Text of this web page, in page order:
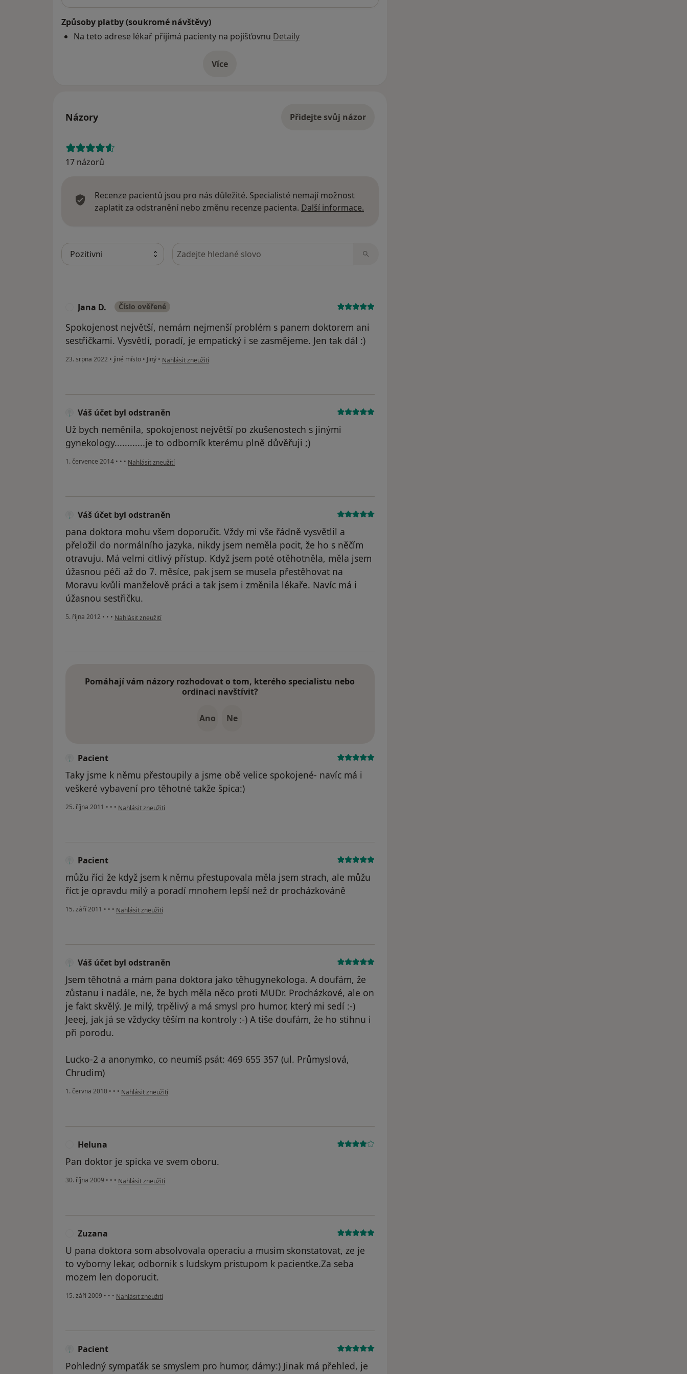
Způsoby platby (soukromé návštěvy)
Na teto adrese lékař přijímá pacienty na pojišťovnu Detaily
Víceo adrese
Názory Přidejte svůj názor
17 názorů
Recenze pacientů jsou pro nás důležité. Specialisté nemají možnost
zaplatit za odstranění nebo změnu recenze pacienta. Další informace.
Hledejte v názorech
Jana D. Číslo ověřené
Spokojenost největší, nemám nejmenší problém s panem doktorem ani
sestřičkami. Vysvětlí, poradí, je empatický i se zasmějeme. Jen tak dál :)
23. srpna 2022 • jiné místo • Jiný • podle názoru uživatele Jana D.
Nahlásit zneužití
Váš účet byl odstraněn
Už bych neměnila, spokojenost největší po zkušenostech s jinými
gynekology............je to odborník kterému plně důvěřuji ;)
1. července 2014 • • • podle názoru uživatele Váš účet byl odstraněn
Nahlásit zneužití
Váš účet byl odstraněn
pana doktora mohu všem doporučit. Vždy mi vše řádně vysvětlil a
přeložil do normálního jazyka, nikdy jsem neměla pocit, že ho s něčím
otravuju. Má velmi citlivý přístup. Když jsem poté otěhotněla, měla jsem
úžasnou péči až do 7. měsíce, pak jsem se musela přestěhovat na
Moravu kvůli manželově práci a tak jsem i změnila lékaře. Navíc má i
úžasnou sestřičku.
5. října 2012 • • • podle názoru uživatele Váš účet byl odstraněn
Nahlásit zneužití
Pomáhají vám názory rozhodovat o tom, kterého specialistu nebo
ordinaci navštívit?
Ano Ne
Pacient
Taky jsme k němu přestoupily a jsme obě velice spokojené- navíc má i
veškeré vybavení pro těhotné takže špica:)
25. října 2011 • • • podle názoru uživatele Pacient
Nahlásit zneužití
Pacient
můžu říci že když jsem k němu přestupovala měla jsem strach, ale můžu
říct je opravdu milý a poradí mnohem lepší než dr procházkováně
15. září 2011 • • • podle názoru uživatele Pacient
Nahlásit zneužití
Váš účet byl odstraněn
Jsem těhotná a mám pana doktora jako těhugynekologa. A doufám, že
zůstanu i nadále, ne, že bych měla něco proti MUDr. Procházkové, ale on
je fakt skvělý. Je milý, trpělivý a má smysl pro humor, který mi sedí :-)
Jeeej, jak já se vždycky těším na kontroly :-) A tiše doufám, že ho stihnu i
při porodu.
Lucko-2 a anonymko, co neumíš psát: 469 655 357 (ul. Průmyslová,
Chrudim)
1. června 2010 • • • podle názoru uživatele Váš účet byl odstraněn
Nahlásit zneužití
Heluna
Pan doktor je spicka ve svem oboru.
30. října 2009 • • • podle názoru uživatele Heluna
Nahlásit zneužití
Zuzana
U pana doktora som absolvovala operaciu a musim skonstatovat, ze je
to vyborny lekar, odbornik s ludskym pristupom k pacientke.Za seba
mozem len doporucit.
15. září 2009 • • • podle názoru uživatele Zuzana
Nahlásit zneužití
Pacient
Pohledný sympaťák se smyslem pro humor, dámy:) Jinak má přehled, je